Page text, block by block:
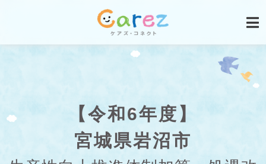
【令和6年度】
宮城県岩沼市